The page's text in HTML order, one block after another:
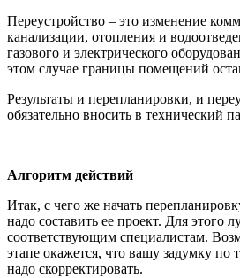
Переустройство – это изменение
канализации, отопления и
газового и электрического
этом случае границы помещений
Результаты и перепланировки, и
обязательно вносить в технический
Алгоритм действий
Итак, с чего же начать
надо составить ее проект. Для этого
соответствующим специалистам.
этапе окажется, что вашу задумку
надо скорректировать.